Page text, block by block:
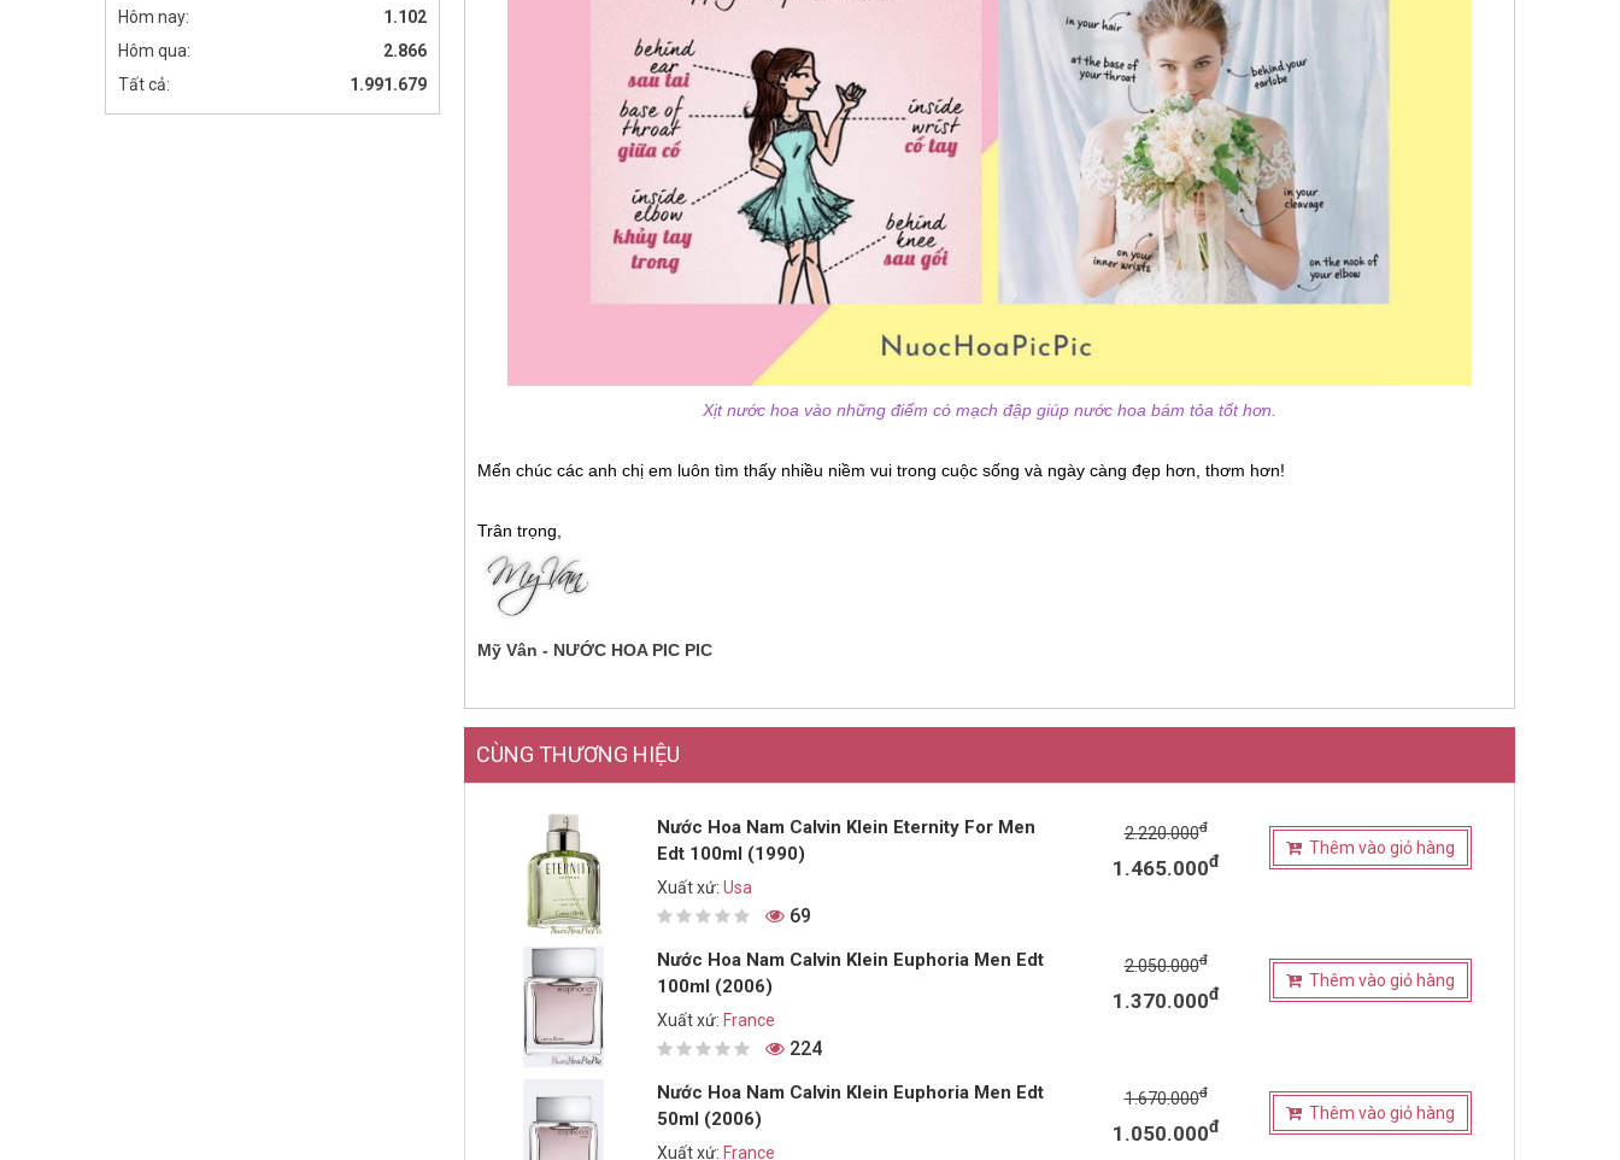
Hôm nay:
1.102
Hôm qua:
2.866
Tất cả:
1.991.679
Xịt nước hoa vào những điểm có mạch đập giúp nước hoa bám tỏa tốt hơn.
Mến chúc các anh chị em luôn tìm thấy nhiều niềm vui trong cuộc sống và ngày càng đẹp hơn, thơm hơn!
Trân trọng,
Mỹ Vân - NƯỚC HOA PIC PIC
CÙNG THƯƠNG HIỆU
Nước Hoa Nam Calvin Klein Eternity For Men
Edt 100ml (1990)
Xuất xứ:Usa
69
2.220.000đ
1.465.000đ
Thêm vào giỏ hàng
Nước Hoa Nam Calvin Klein Euphoria Men Edt
100ml (2006)
Xuất xứ: France
224
2.050.000đ
1.370.000đ
Thêm vào giỏ hàng
Nước Hoa Nam Calvin Klein Euphoria Men Edt
50ml (2006)
Xuất xứ: France
1.670.000đ
1.050.000đ
Thêm vào giỏ hàng